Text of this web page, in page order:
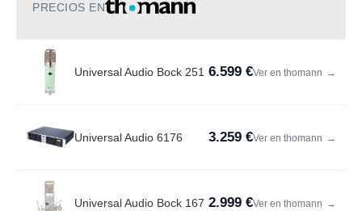
PRECIOS EN
Universal Audio Bock 251 6.599 €Ver en thomann →
Universal Audio 6176 3.259 €Ver en thomann →
Universal Audio Bock 167 2.999 €Ver en thomann →